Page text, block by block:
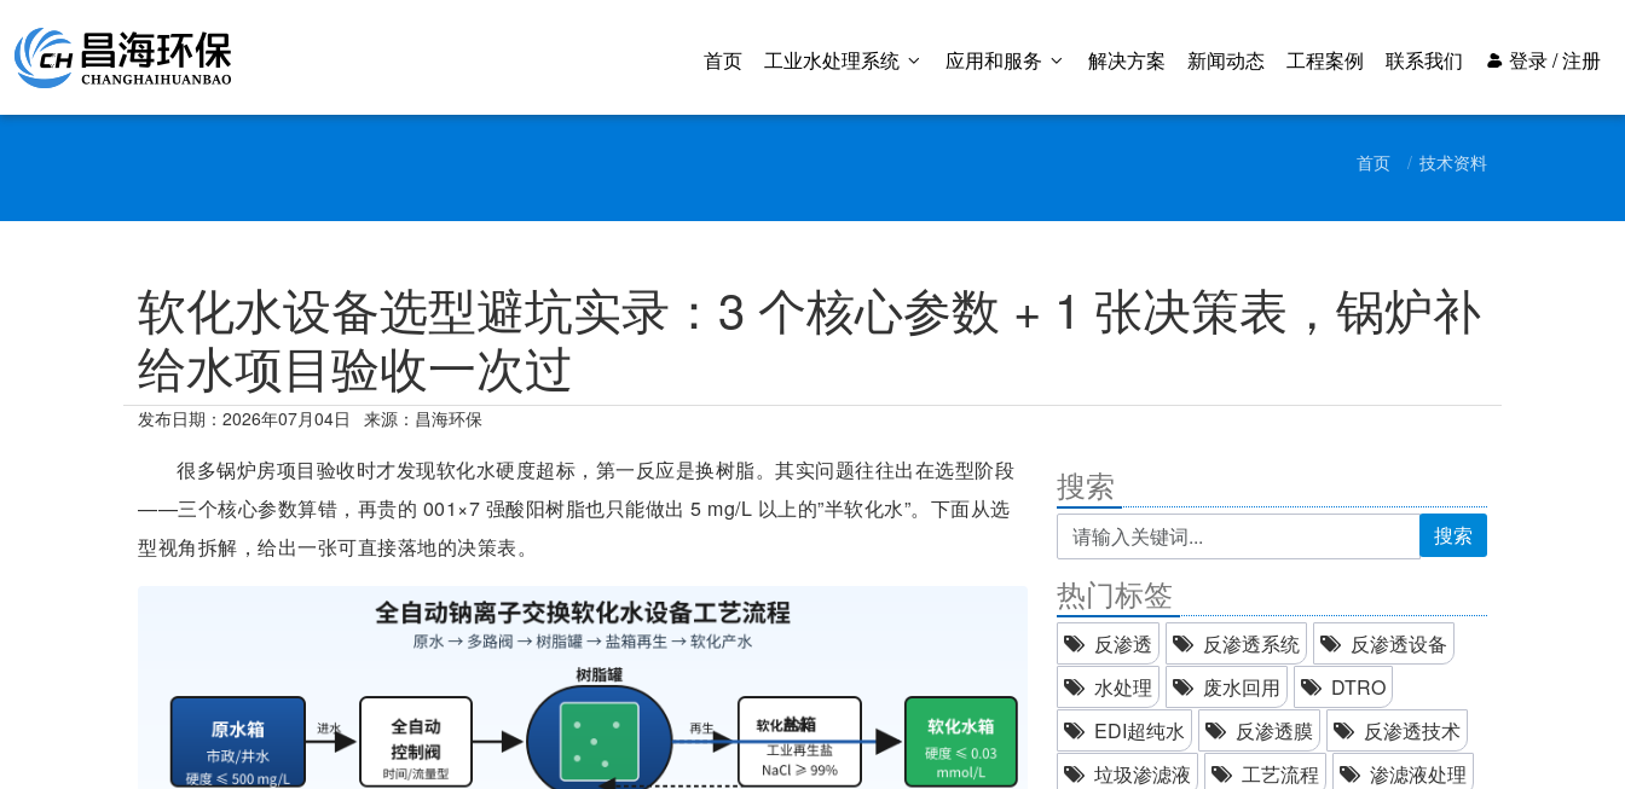
首页 工业水处理系统 应用和服务 解决方案 新闻动态 工程案例 联系我们 登录 / 注册
首页 技术资料
软化水设备选型避坑实录：3 个核心参数 + 1 张决策表，锅炉补
给水项目验收一次过
发布日期： 2026年07月04日 来源：昌海环保
很多锅炉房项目验收时才发现软化水硬度超标，第一反应是换树脂。其实问题往往出在选型阶段
——三个核心参数算错，再贵的 001×7 强酸阳树脂也只能做出 5 mg/L 以上的”半软化水”。下面从选
型视角拆解，给出一张可直接落地的决策表。
搜索
搜索
热门标签
反渗透 反渗透系统
反渗透设备
水处理
废水回用
DTRO
EDI超纯水
反渗透膜
反渗透技术
垃圾渗滤液
工艺流程
渗滤液处理